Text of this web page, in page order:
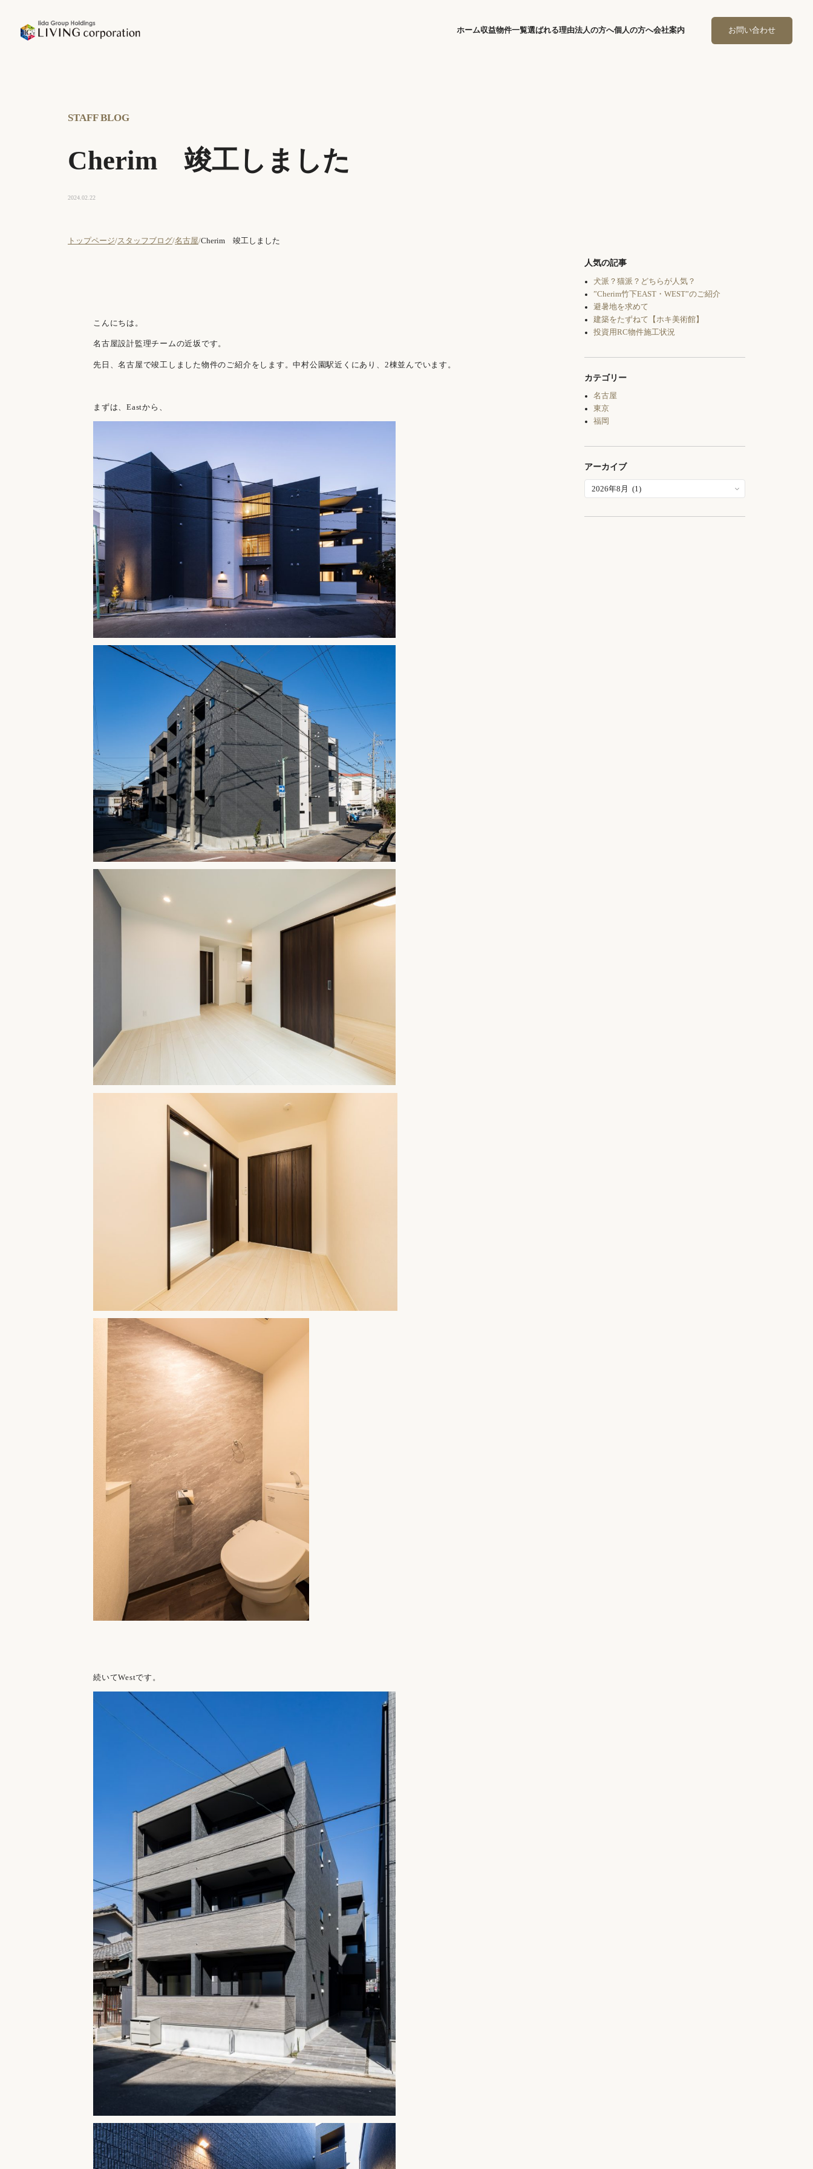
ホーム収益物件一覧選ばれる理由法人の方へ個人の方へ会社案内 お問い合わせ
STAFF BLOG
Cherim 竣工しました
2024.02.22
トップページ スタッフブログ 名古屋 Cherim 竣工しました
こんにちは。
名古屋設計監理チームの近坂です。
先日、名古屋で竣工しました物件のご紹介をします。中村公園駅近くにあり、2棟並んでいます。
まずは、Eastから、
続いてWestです。
人気の記事
犬派？猫派？どちらが人気？
”Cherim竹下EAST・WEST”のご紹介
避暑地を求めて
建築をたずねて【ホキ美術館】
投資用RC物件施工状況
カテゴリー
名古屋
東京
福岡
アーカイブ